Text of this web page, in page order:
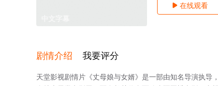
 在线观看
剧情介绍 我要评分
天堂影视剧情片《丈母娘与女婿》是一部由知名导演执